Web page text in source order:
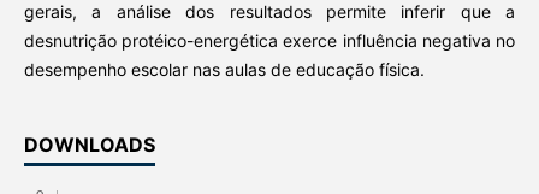
gerais, a análise dos resultados permite inferir que a
desnutrição protéico-energética exerce influência negativa no
desempenho escolar nas aulas de educação física.
DOWNLOADS